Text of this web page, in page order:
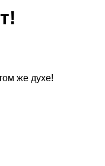
же духе!